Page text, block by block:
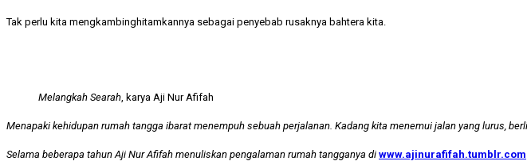
Tak perlu kita mengkambinghitamkannya sebagai penyebab rusaknya bahtera kita.
Melangkah Searah , karya Aji Nur Afifah
Menapaki kehidupan rumah tangga ibarat menempuh sebuah perjalanan. Kadang kita menemui jalan yang lurus,
Selama beberapa tahun Aji Nur Afifah menuliskan pengalaman rumah tangganya di www.ajinurafifah.tumblr.com